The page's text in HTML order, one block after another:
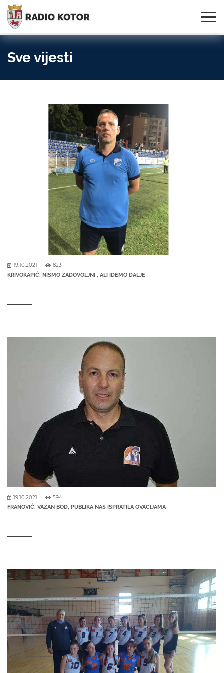
S PONOSOM NOSIMO IME
SVOG GRADA!
Sve vijesti
19.10.2021 823
KRIVOKAPIĆ: NISMO ZADOVOLJNI , ALI IDEMO DALJE
19.10.2021 594
FRANOVIĆ: VAŽAN BOD, PUBLIKA NAS ISPRATILA OVACIJAMA